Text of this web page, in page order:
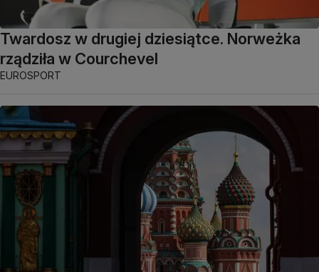
Twardosz w drugiej dziesiątce. Norweżka
rządziła w Courchevel
EUROSPORT